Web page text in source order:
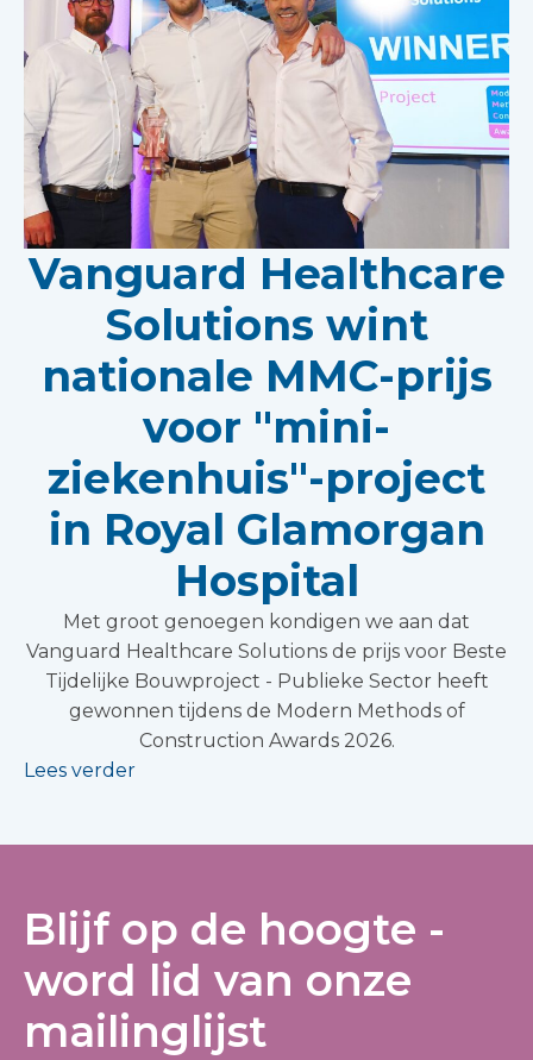
Vanguard Healthcare
Solutions wint
nationale MMC-prijs
voor "mini-
ziekenhuis"-project
in Royal Glamorgan
Hospital
Met groot genoegen kondigen we aan dat
Vanguard Healthcare Solutions de prijs voor Beste
Tijdelijke Bouwproject - Publieke Sector heeft
gewonnen tijdens de Modern Methods of
Construction Awards 2026.
Lees verder
Blijf op de hoogte -
word lid van onze
mailinglijst